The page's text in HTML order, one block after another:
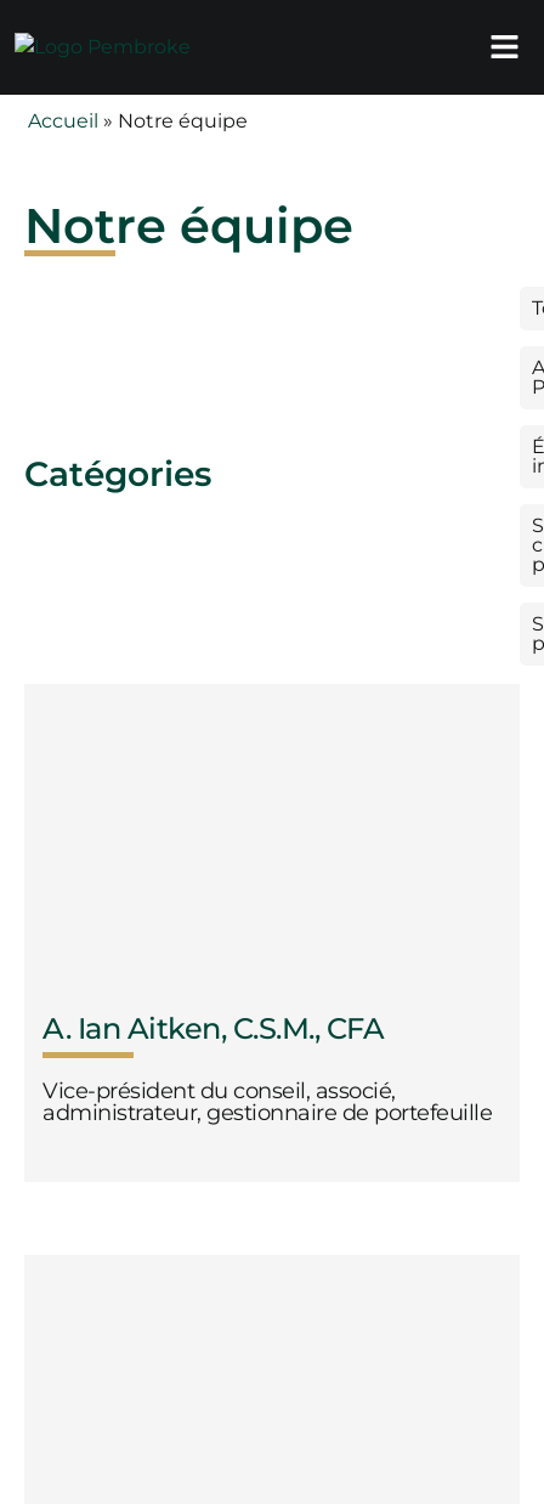
Accueil » Notre équipe
Notre équipe
Catégories
A. Ian Aitken, C.S.M., CFA
Vice-président du conseil, associé,
administrateur, gestionnaire de portefeuille